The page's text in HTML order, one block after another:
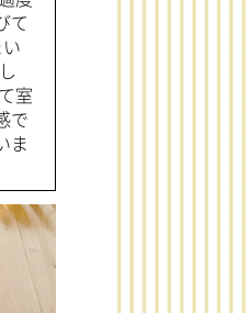
て
室
で
ま